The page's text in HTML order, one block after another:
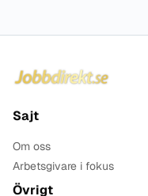
Sajt
Om oss
Arbetsgivare i fokus
Övrigt